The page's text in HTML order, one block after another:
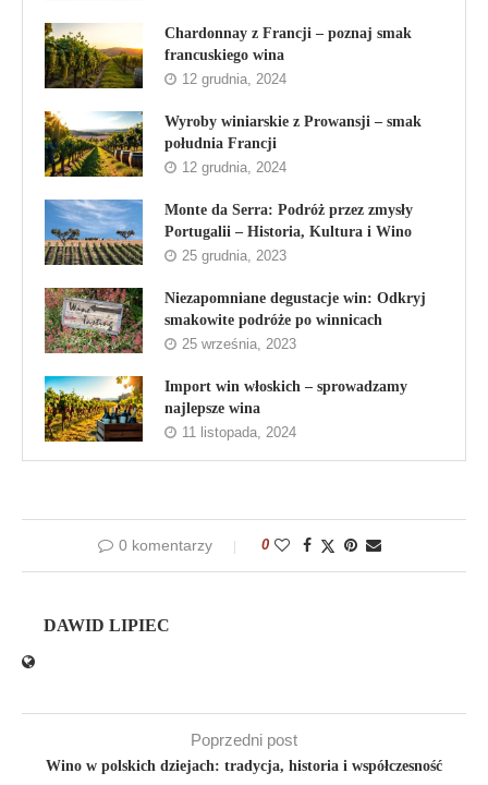
Chardonnay z Francji – poznaj smak
francuskiego wina
12 grudnia, 2024
Wyroby winiarskie z Prowansji – smak
południa Francji
12 grudnia, 2024
Monte da Serra: Podróż przez zmysły
Portugalii – Historia, Kultura i Wino
25 grudnia, 2023
Niezapomniane degustacje win: Odkryj
smakowite podróże po winnicach
25 września, 2023
Import win włoskich – sprowadzamy
najlepsze wina
11 listopada, 2024
0 komentarzy 0
DAWID LIPIEC
Poprzedni post
Wino w polskich dziejach: tradycja, historia i współczesność